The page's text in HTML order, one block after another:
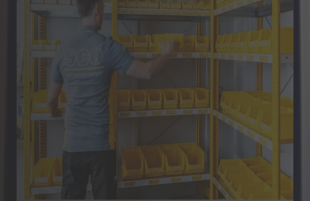
dziennie
Dzięki cyfryzacji kompletacji zamówień za
pomocą Yelmo, Schachermayer eliminuje 13 000
drukowanych list kompletacyjnych dziennie.
Przyspiesza procesy, ogranicza błędy oraz
zwiększa zarówno zrównoważony rozwój, jak i
Dowiedz się więcej